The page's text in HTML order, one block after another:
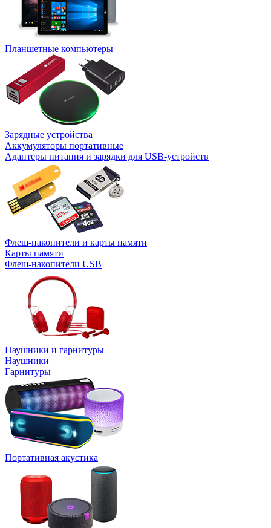
Планшетные компьютеры
Зарядные устройства
Аккумуляторы портативные
Адаптеры питания и зарядки для USB-устройств
Флеш-накопители и карты памяти
Карты памяти
Флеш-накопители USB
Наушники и гарнитуры
Наушники
Гарнитуры
Портативная акустика